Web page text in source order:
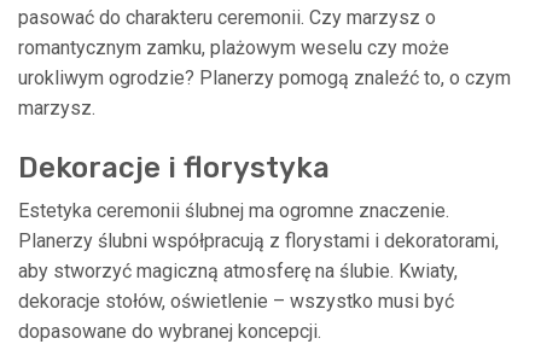
pasować do charakteru ceremonii. Czy marzysz o
romantycznym zamku, plażowym weselu czy może
urokliwym ogrodzie? Planerzy pomogą znaleźć to, o czym
marzysz.
Dekoracje i florystyka
Estetyka ceremonii ślubnej ma ogromne znaczenie.
Planerzy ślubni współpracują z florystami i dekoratorami,
aby stworzyć magiczną atmosferę na ślubie. Kwiaty,
dekoracje stołów, oświetlenie – wszystko musi być
dopasowane do wybranej koncepcji.